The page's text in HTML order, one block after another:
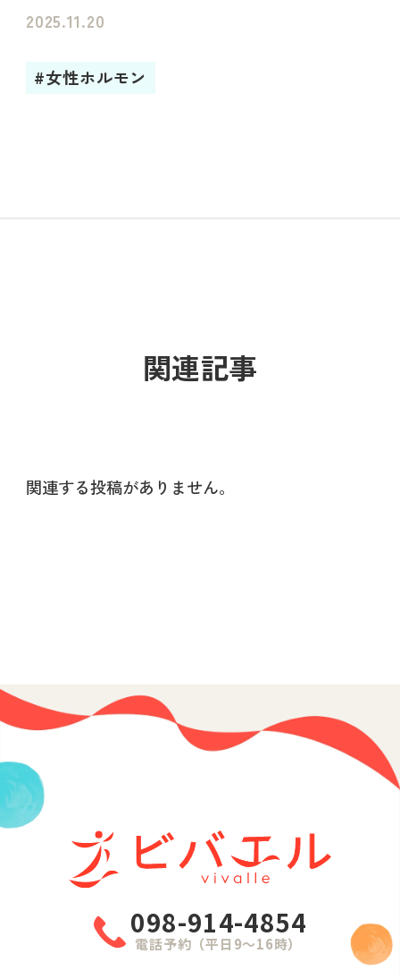
2025.11.20
#女性ホルモン
関連記事
関連する投稿がありません。
098-914-4854
電話予約（平日9〜16時）